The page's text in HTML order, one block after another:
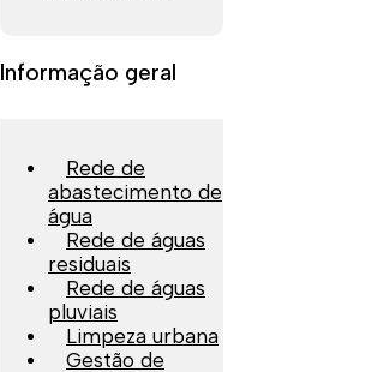
Informação geral
Rede de
abastecimento de
água
Rede de águas
residuais
Rede de águas
pluviais
Limpeza urbana
Gestão de